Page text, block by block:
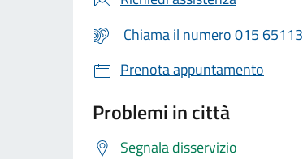
Chiama il numero 015 65113
Prenota appuntamento
Problemi in città
Segnala disservizio